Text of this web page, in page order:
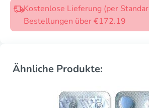
Kostenlose Lieferung (per
Bestellungen über €172.19
Ähnliche Produkte: